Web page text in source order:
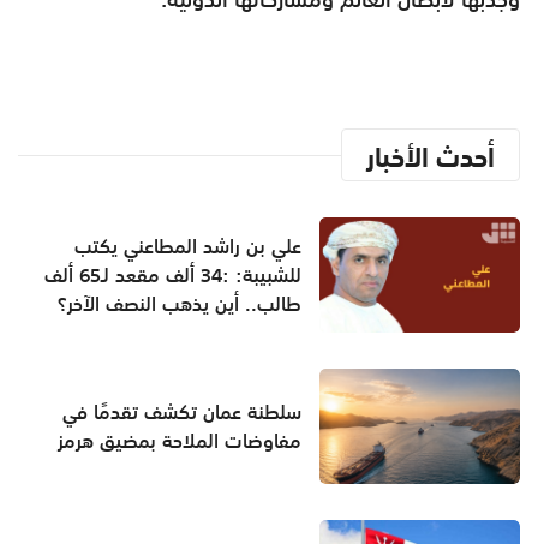
أحدث الأخبار
علي بن راشد المطاعني يكتب
للشبيبة: :34 ألف مقعد لـ65 ألف
طالب.. أين يذهب النصف الآخر؟
سلطنة عمان تكشف تقدمًا في
مفاوضات الملاحة بمضيق هرمز